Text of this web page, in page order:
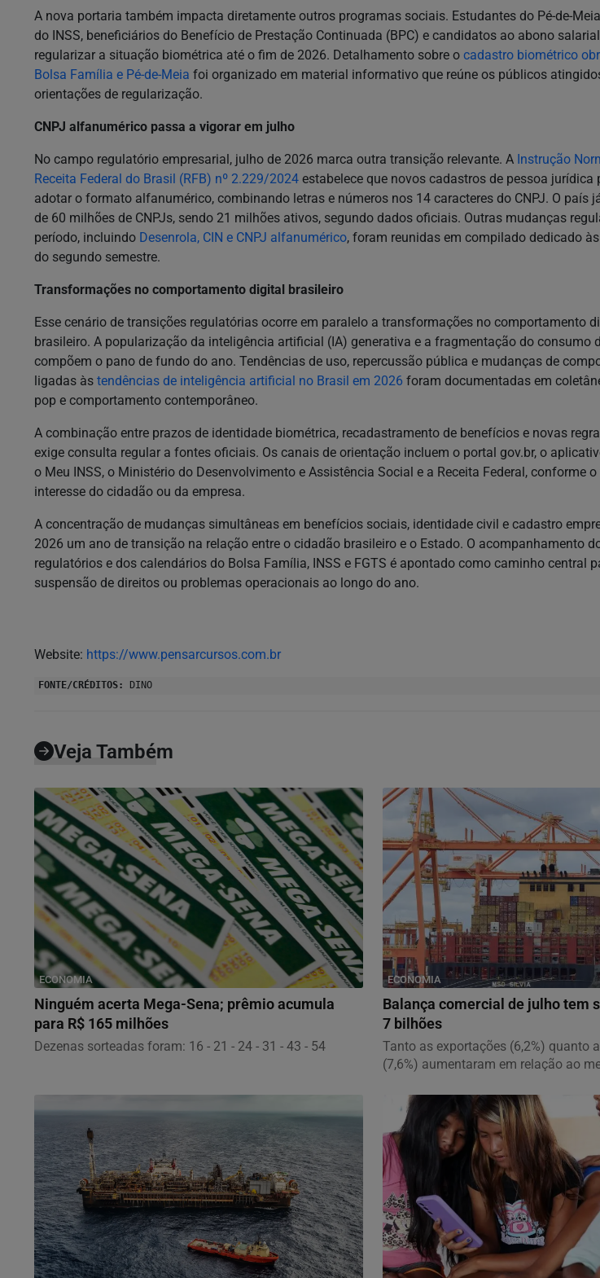
A nova portaria também impacta diretamente outros programas sociais. Estudantes do Pé-de-
do INSS, beneficiários do Benefício de Prestação Continuada (BPC) e candidatos ao abono
regularizar a situação biométrica até o fim de 2026. Detalhamento sobre o cadastro biométrico
Bolsa Família e Pé-de-Meia foi organizado em material informativo que reúne os públicos
orientações de regularização.
CNPJ alfanumérico passa a vigorar em julho
No campo regulatório empresarial, julho de 2026 marca outra transição relevante. A Instrução
Receita Federal do Brasil (RFB) nº 2.229/2024 estabelece que novos cadastros de pessoa jurídica
adotar o formato alfanumérico, combinando letras e números nos 14 caracteres do CNPJ. O país
de 60 milhões de CNPJs, sendo 21 milhões ativos, segundo dados oficiais. Outras mudanças
período, incluindo Desenrola, CIN e CNPJ alfanumérico, foram reunidas em compilado dedicado
do segundo semestre.
Transformações no comportamento digital brasileiro
Esse cenário de transições regulatórias ocorre em paralelo a transformações no comportamento
brasileiro. A popularização da inteligência artificial (IA) generativa e a fragmentação do consumo
compõem o pano de fundo do ano. Tendências de uso, repercussão pública e mudanças de
ligadas às tendências de inteligência artificial no Brasil em 2026 foram documentadas em
pop e comportamento contemporâneo.
A combinação entre prazos de identidade biométrica, recadastramento de benefícios e novas
exige consulta regular a fontes oficiais. Os canais de orientação incluem o portal gov.br, o
o Meu INSS, o Ministério do Desenvolvimento e Assistência Social e a Receita Federal, conforme
interesse do cidadão ou da empresa.
A concentração de mudanças simultâneas em benefícios sociais, identidade civil e cadastro
2026 um ano de transição na relação entre o cidadão brasileiro e o Estado. O acompanhamento
regulatórios e dos calendários do Bolsa Família, INSS e FGTS é apontado como caminho central
suspensão de direitos ou problemas operacionais ao longo do ano.
Website: https://www.pensarcursos.com.br
FONTE/CRÉDITOS: DINO
Veja Também
ECONOMIA
Ninguém acerta Mega-Sena; prêmio acumula
para R$ 165 milhões
Dezenas sorteadas foram: 16 - 21 - 24 - 31 - 43 - 54
ECONOMIA
Balança comercial de julho tem
7 bilhões
Tanto as exportações (6,2%) quanto
(7,6%) aumentaram em relação ao